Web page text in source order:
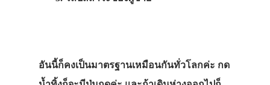
อันนี้ก็คงเป็นมาตรฐานเหมือนกันทั่วโลกค่ะ กด